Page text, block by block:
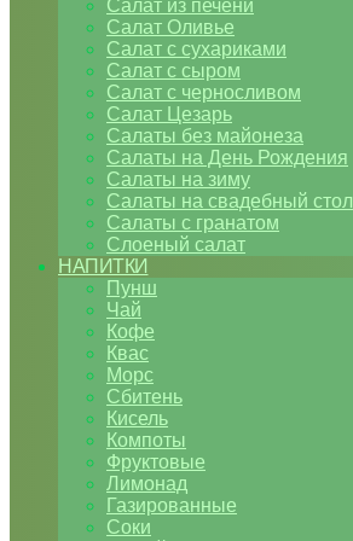
Салат из печени
Салат Оливье
Салат с сухариками
Салат с сыром
Салат с черносливом
Салат Цезарь
Салаты без майонеза
Салаты на День Рождения
Салаты на зиму
Салаты на свадебный стол
Салаты с гранатом
Слоеный салат
НАПИТКИ
Пунш
Чай
Кофе
Квас
Морс
Сбитень
Кисель
Компоты
Фруктовые
Лимонад
Газированные
Соки